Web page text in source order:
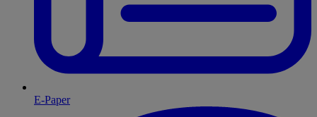
E-Paper